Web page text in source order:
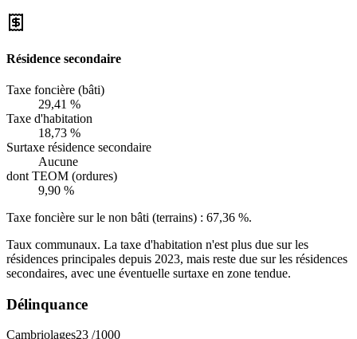
Résidence secondaire
Taxe foncière (bâti)
29,41 %
Taxe d'habitation
18,73 %
Surtaxe résidence secondaire
Aucune
dont TEOM (ordures)
9,90 %
Taxe foncière sur le non bâti (terrains) : 67,36 %.
Taux communaux. La taxe d'habitation n'est plus due sur les
résidences principales depuis 2023, mais reste due sur les résidences
secondaires, avec une éventuelle surtaxe en zone tendue.
Délinquance
Cambriolages23 /1000